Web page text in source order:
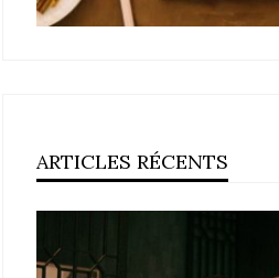
ARTICLES RÉCENTS